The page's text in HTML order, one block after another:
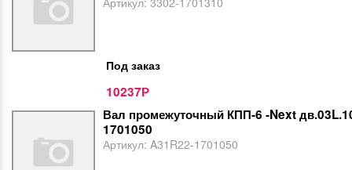
Под заказ
10237Р
Вал промежуточный КПП-6 -Next
1701050
Артикул: A31R22-1701050